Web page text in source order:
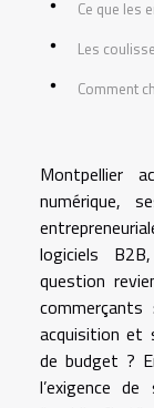
Ce que les
Les
Comment
Montpellier
numérique,
logiciels
question
acquisition et
de budget ?
l’exigence